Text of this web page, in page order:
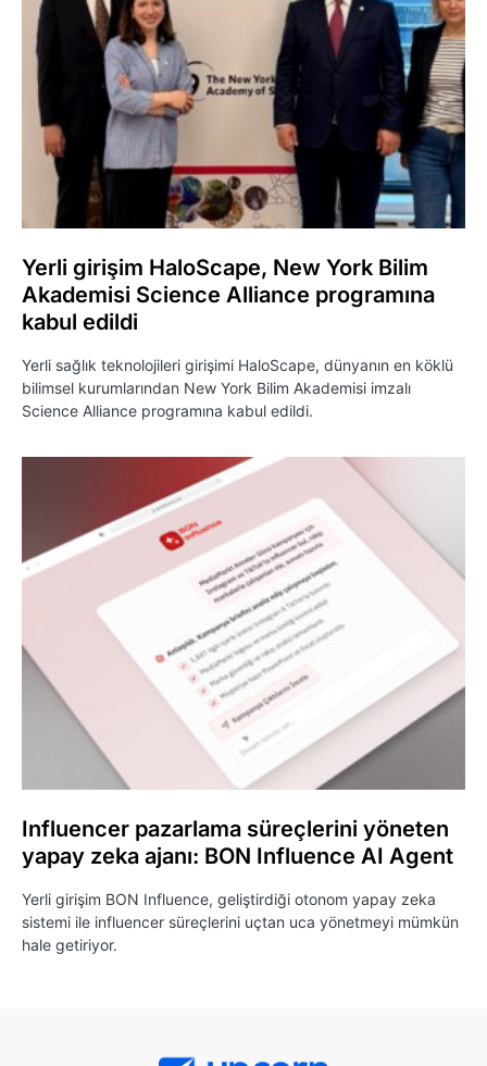
Yerli girişim HaloScape, New York Bilim
Akademisi Science Alliance programına
kabul edildi
Yerli sağlık teknolojileri girişimi HaloScape, dünyanın en köklü
bilimsel kurumlarından New York Bilim Akademisi imzalı
Science Alliance programına kabul edildi.
Influencer pazarlama süreçlerini yöneten
yapay zeka ajanı: BON Influence AI Agent
Yerli girişim BON Influence, geliştirdiği otonom yapay zeka
sistemi ile influencer süreçlerini uçtan uca yönetmeyi mümkün
hale getiriyor.